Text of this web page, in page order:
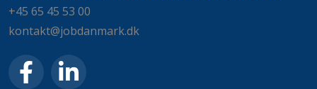
+45 65 45 53 00
kontakt@jobdanmark.dk